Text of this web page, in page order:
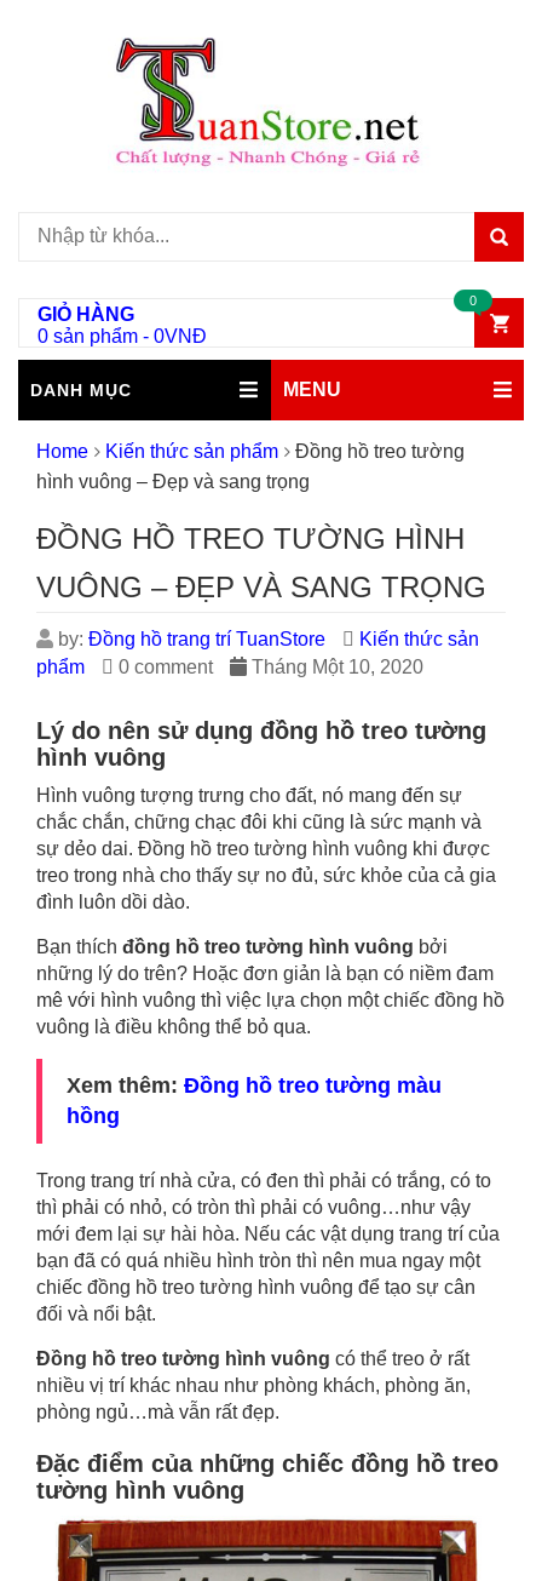
GIỎ HÀNG
0 sản phẩm - 0VNĐ
0
DANH MỤC MENU
Home Kiến thức sản phẩm
Đồng hồ treo tường
hình vuông – Đẹp và sang trọng
ĐỒNG HỒ TREO TƯỜNG HÌNH
VUÔNG – ĐẸP VÀ SANG TRỌNG
by: Đồng hồ trang trí TuanStore
Kiến thức sản
phẩm
0 comment Tháng Một 10, 2020
Lý do nên sử dụng đồng hồ treo tường
hình vuông
Hình vuông tượng trưng cho đất, nó mang đến sự
chắc chắn, chững chạc đôi khi cũng là sức mạnh và
sự dẻo dai. Đồng hồ treo tường hình vuông khi được
treo trong nhà cho thấy sự no đủ, sức khỏe của cả gia
đình luôn dồi dào.
Bạn thích đồng hồ treo tường hình vuông bởi
những lý do trên? Hoặc đơn giản là bạn có niềm đam
mê với hình vuông thì việc lựa chọn một chiếc đồng hồ
vuông là điều không thể bỏ qua.
Xem thêm: Đồng hồ treo tường màu
hồng
Trong trang trí nhà cửa, có đen thì phải có trắng, có to
thì phải có nhỏ, có tròn thì phải có vuông…như vậy
mới đem lại sự hài hòa. Nếu các vật dụng trang trí của
bạn đã có quá nhiều hình tròn thì nên mua ngay một
chiếc đồng hồ treo tường hình vuông để tạo sự cân
đối và nổi bật.
Đồng hồ treo tường hình vuông có thể treo ở rất
nhiều vị trí khác nhau như phòng khách, phòng ăn,
phòng ngủ…mà vẫn rất đẹp.
Đặc điểm của những chiếc đồng hồ treo
tường hình vuông